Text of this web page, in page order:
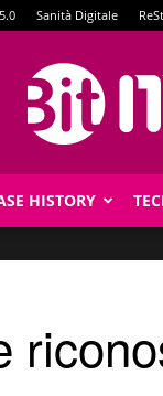
Sanità Digitale
HISTORY